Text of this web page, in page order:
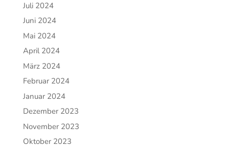
Juli 2024
Juni 2024
Mai 2024
April 2024
März 2024
Februar 2024
Januar 2024
Dezember 2023
November 2023
Oktober 2023